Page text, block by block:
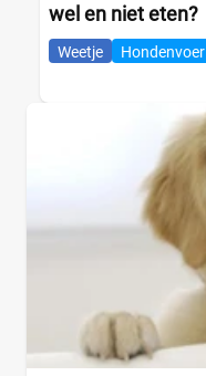
wel en niet eten?
Weetje Hondenvoer